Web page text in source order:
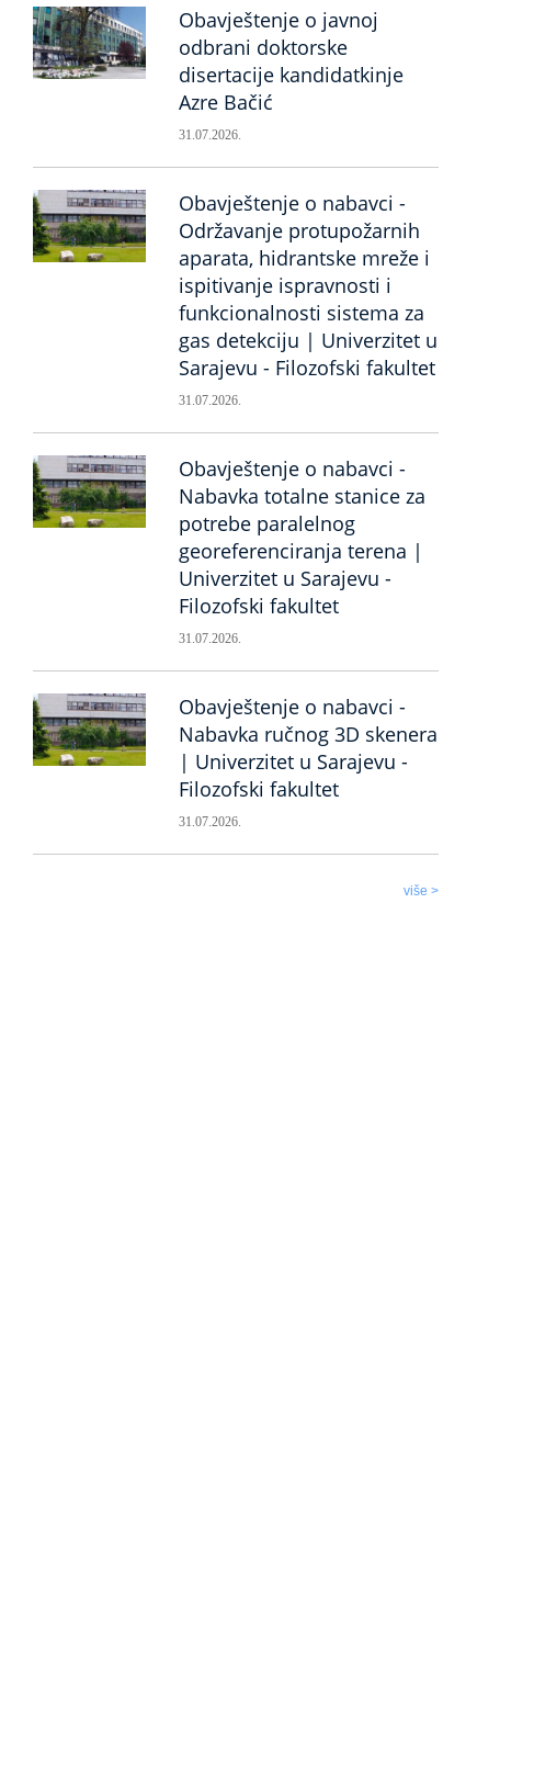
Obavještenje o javnoj
odbrani doktorske
disertacije kandidatkinje
Azre Bačić
31.07.2026.
Obavještenje o nabavci -
Održavanje protupožarnih
aparata, hidrantske mreže i
ispitivanje ispravnosti i
funkcionalnosti sistema za
gas detekciju | Univerzitet u
Sarajevu - Filozofski fakultet
31.07.2026.
Obavještenje o nabavci -
Nabavka totalne stanice za
potrebe paralelnog
georeferenciranja terena |
Univerzitet u Sarajevu -
Filozofski fakultet
31.07.2026.
Obavještenje o nabavci -
Nabavka ručnog 3D skenera
| Univerzitet u Sarajevu -
Filozofski fakultet
31.07.2026.
više >